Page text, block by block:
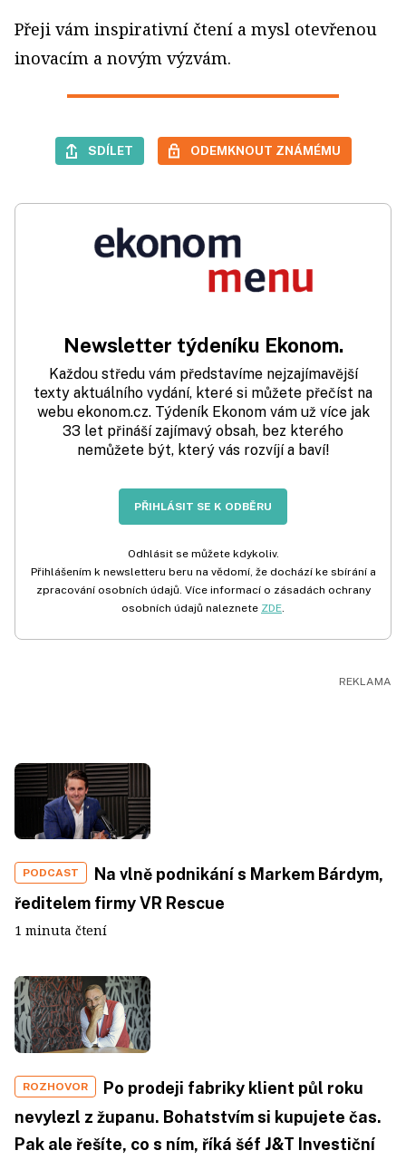
Přeji vám inspirativní čtení a mysl otevřenou
inovacím a novým výzvám.
SDÍLET ODEMKNOUT ZNÁMÉMU
Newsletter týdeníku Ekonom.
Každou středu vám představíme nejzajímavější
texty aktuálního vydání, které si můžete přečíst na
webu ekonom.cz. Týdeník Ekonom vám už více jak
33 let přináší zajímavý obsah, bez kterého
nemůžete být, který vás rozvíjí a baví!
PŘIHLÁSIT SE K ODBĚRU
Odhlásit se můžete kdykoliv.
Přihlášením k newsletteru beru na vědomí, že dochází ke sbírání a
zpracování osobních údajů. Více informací o zásadách ochrany
osobních údajů naleznete ZDE
PODCAST
Na vlně podnikání s Markem Bárdym,
ředitelem firmy VR Rescue
1 minuta čtení
ROZHOVOR
Po prodeji fabriky klient půl roku
nevylezl z županu. Bohatstvím si kupujete čas.
Pak ale řešíte, co s ním, říká šéf J&T Investiční